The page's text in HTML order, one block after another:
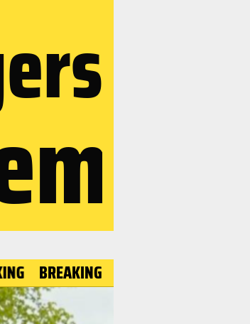
BREAKING